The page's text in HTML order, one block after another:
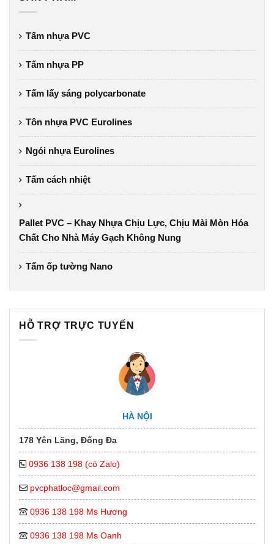
Tấm nhựa PVC
Tấm nhựa PP
Tấm lấy sáng polycarbonate
Tôn nhựa PVC Eurolines
Ngói nhựa Eurolines
Tấm cách nhiệt
Pallet PVC – Khay Nhựa Chịu Lực, Chịu Mài Mòn Hóa
Chất Cho Nhà Máy Gạch Không Nung
Tấm ốp tường Nano
HỖ TRỢ TRỰC TUYẾN
HÀ NỘI
178 Yên Lãng, Đống Đa
0936 138 198 (có Zalo)
pvcphatloc@gmail.com
0936 138 198 Ms Hương
0936 138 198 Ms Oanh